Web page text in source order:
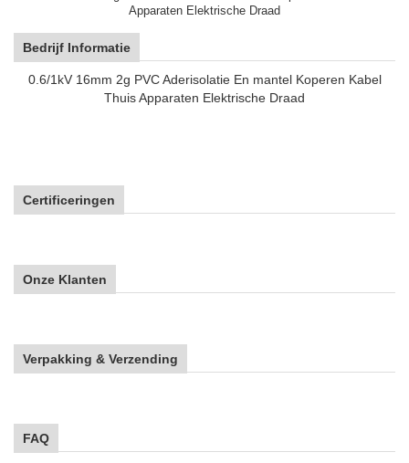
Apparaten Elektrische Draad
Bedrijf Informatie
0.6/1kV 16mm 2g PVC Aderisolatie En mantel Koperen Kabel
Thuis Apparaten Elektrische Draad
Certificeringen
Onze Klanten
Verpakking & Verzending
FAQ